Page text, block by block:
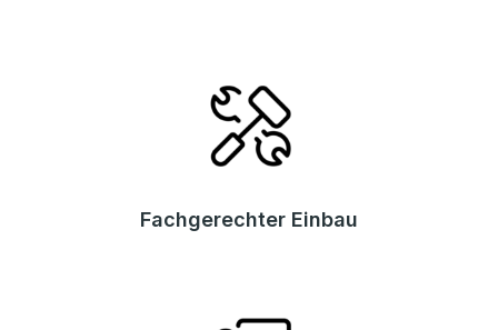
Fachgerechter Einbau